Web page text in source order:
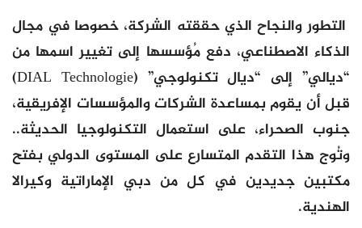
التطور والنجاح الذي حققته الشركة، خصوصا في مجال
الذكاء الاصطناعي، دفع مُؤسسها إلى تغيير اسمها من
“ديالي” إلى “ديال تكنولوجي” (DIAL Technologie)
قبل أن يقوم بمساعدة الشركات والمؤسسات الإفريقية،
جنوب الصحراء، على استعمال التكنولوجيا الحديثة..
وتُوج هذا التقدم المتسارع على المستوى الدولي بفتح
مكتبين جديدين في كل من دبي الإماراتية وكيرالا
الهندية.